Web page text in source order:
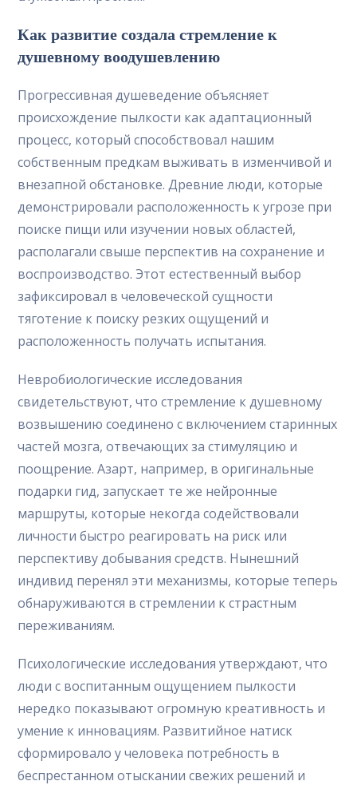
Как развитие создала стремление к
душевному воодушевлению
Прогрессивная душеведение объясняет
происхождение пылкости как адаптационный
процесс, который способствовал нашим
собственным предкам выживать в изменчивой и
внезапной обстановке. Древние люди, которые
демонстрировали расположенность к угрозе при
поиске пищи или изучении новых областей,
располагали свыше перспектив на сохранение и
воспроизводство. Этот естественный выбор
зафиксировал в человеческой сущности
тяготение к поиску резких ощущений и
расположенность получать испытания.
Невробиологические исследования
свидетельствуют, что стремление к душевному
возвышению соединено с включением старинных
частей мозга, отвечающих за стимуляцию и
поощрение. Азарт, например, в оригинальные
подарки гид, запускает те же нейронные
маршруты, которые некогда содействовали
личности быстро реагировать на риск или
перспективу добывания средств. Нынешний
индивид перенял эти механизмы, которые теперь
обнаруживаются в стремлении к страстным
переживаниям.
Психологические исследования утверждают, что
люди с воспитанным ощущением пылкости
нередко показывают огромную креативность и
умение к инновациям. Развитийное натиск
сформировало у человека потребность в
беспрестанном отыскании свежих решений и